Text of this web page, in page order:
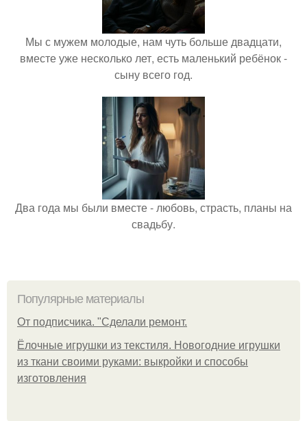
Мы с мужем молодые, нам чуть больше двадцати,
вместе уже несколько лет, есть маленький ребёнок -
сыну всего год.
Два года мы были вместе - любовь, страсть, планы на
свадьбу.
Популярные материалы
От подписчика. "Сделали ремонт.
Ёлочные игрушки из текстиля. Новогодние игрушки
из ткани своими руками: выкройки и способы
изготовления